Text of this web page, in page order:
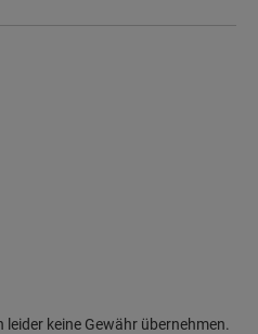
keine Gewähr übernehmen.